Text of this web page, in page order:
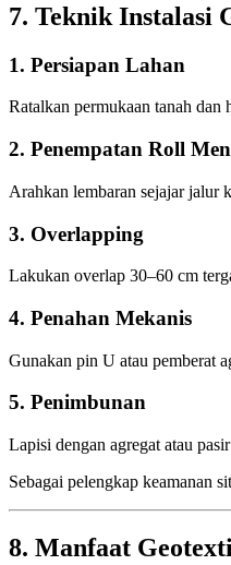
7. Teknik Instalasi
1. Persiapan Lahan
Ratalkan permukaan tanah dan
2. Penempatan Roll
Arahkan lembaran sejajar jalur
3. Overlapping
Lakukan overlap 30–60 cm
4. Penahan Mekanis
Gunakan pin U atau pemberat
5. Penimbunan
Lapisi dengan agregat atau
Sebagai pelengkap keamanan
8. Manfaat